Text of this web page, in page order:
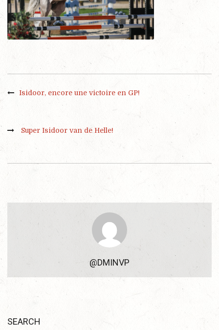
Isidoor, encore une victoire en GP!
Super Isidoor van de Helle!
@DMINVP
SEARCH